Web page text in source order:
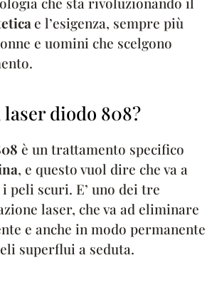
e l’esigenza, sempre più
e uomini che scelgono
laser diodo 808?
è un trattamento specifico
, e questo vuol dire che va a
peli scuri. E’ uno dei tre
laser, che va ad eliminare
e anche in modo permanente
superflui a seduta.